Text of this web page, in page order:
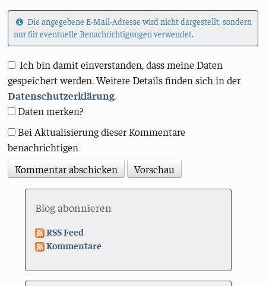
Die angegebene E-Mail-Adresse wird nicht dargestellt, sondern
nur für eventuelle Benachrichtigungen verwendet.
Ich bin damit einverstanden, dass meine Daten
gespeichert werden. Weitere Details finden sich in der
Datenschutzerklärung.
Daten merken?
Bei Aktualisierung dieser Kommentare
benachrichtigen
Blog abonnieren
RSS Feed
Kommentare